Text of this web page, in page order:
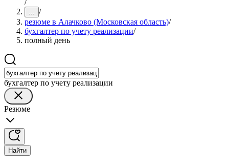
/
... /
резюме в Алачково (Московская область)/
бухгалтер по учету реализации/
полный день
бухгалтер по учету реализации
Резюме
Найти